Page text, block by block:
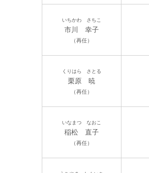
いちかわ さちこ
市川 幸子
（再任）
くりはら さとる
栗原 暁
（再任）
いなまつ なおこ
稲松 直子
（再任）